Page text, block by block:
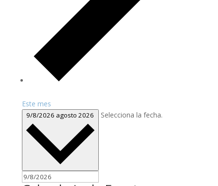
Este mes
9/8/2026 agosto 2026 Selecciona la fecha.